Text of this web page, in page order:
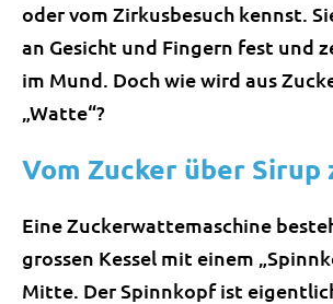
oder vom Zirkusbesuch kennst.
an Gesicht und Fingern fest und
im Mund. Doch wie wird aus
„Watte“?
Vom Zucker über Sirup
Eine Zuckerwattemaschine
grossen Kessel mit einem
Mitte. Der Spinnkopf ist